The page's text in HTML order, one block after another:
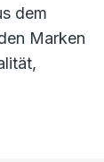
dem
Marken